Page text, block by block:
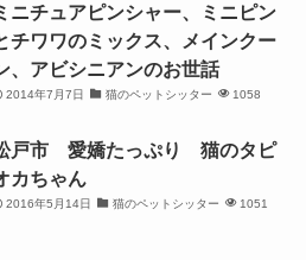
ニチュアピンシャー、ミニピン
チワワのミックス、メインクー
、アビシニアンのお世話
2014年7月7日 猫のペットシッター 1058
戸市 愛嬌たっぷり 猫のタピ
カちゃん
2016年5月14日 猫のペットシッター 1051